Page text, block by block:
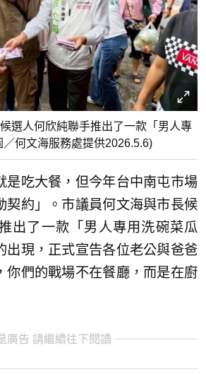
選人何欣純聯手推出了一款「男人專
何文海服務處提供2026.5.6)
是吃大餐，但今年台中南屯市場
契約」。市議員何文海與市長候
出了一款「男人專用洗碗菜瓜
出現，正式宣告各位老公與爸爸
你們的戰場不在餐廳，而是在廚
廣告 請繼續往下閱讀